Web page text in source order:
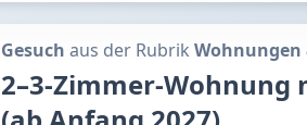
Gesuch aus der Rubrik Wohnungen
2–3-Zimmer-Wohnung